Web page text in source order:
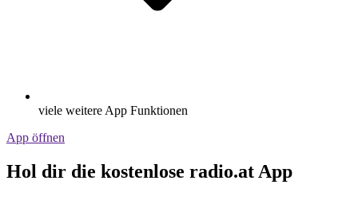
viele weitere App Funktionen
App öffnen
Hol dir die kostenlose radio.at App